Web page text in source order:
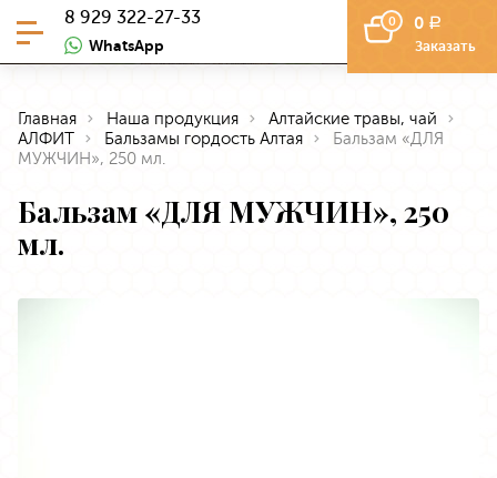
8 929 322-27-33
WhatsApp
0 0 a
Заказать
Главная Наша продукция
Алтайские травы, чай
АЛФИТ
Бальзамы гордость Алтая
Бальзам «ДЛЯ
МУЖЧИН», 250 мл.
Бальзам «ДЛЯ МУЖЧИН», 250
мл.